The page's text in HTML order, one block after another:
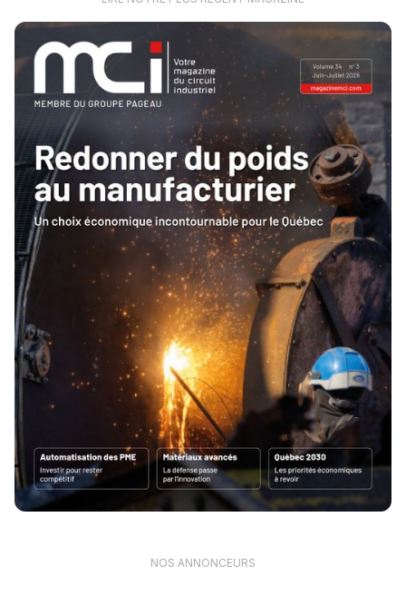
NOS ANNONCEURS